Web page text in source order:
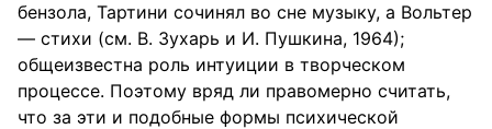
бензола, Тартини сочинял во сне музыку, а Вольтер
— стихи (см. В. Зухарь и И. Пушкина, 1964);
общеизвестна роль интуиции в творческом
процессе. Поэтому вряд ли правомерно считать,
что за эти и подобные формы психической